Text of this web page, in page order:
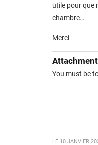
utile pour que
chambre…
Merci
You must be
LE 10 JANVIER